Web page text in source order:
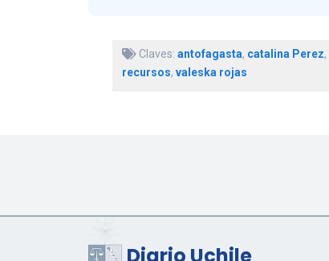
Claves: antofagasta, catalina Perez,
recursos, valeska rojas